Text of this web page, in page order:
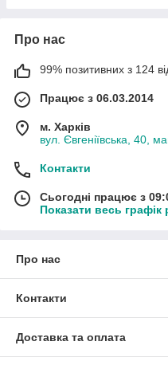
Про нас
99% позитивних з 124
Працює з 06.03.2014
м. Харків
вул. Євгеніївська, 40,
Контакти
Сьогодні працює з
Показати весь графік
Про нас
Контакти
Доставка та оплата